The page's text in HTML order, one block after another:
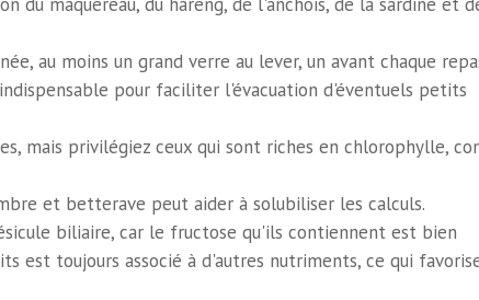
au moins un grand verre au lever, un avant chaque
pour faciliter l'évacuation d'éventuels petits
mais privilégiez ceux qui sont riches en chlorophylle,
et betterave peut aider à solubiliser les calculs.
biliaire, car le fructose qu'ils contiennent est bien
est toujours associé à d'autres nutriments, ce qui